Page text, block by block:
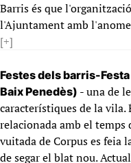
Barris és que
l'Ajuntament amb
[+]
Festes dels barris-
Baix Penedès) - una de
característiques de la vila.
relacionada amb el temps
vuitada de Corpus es feia
de segar el blat nou.